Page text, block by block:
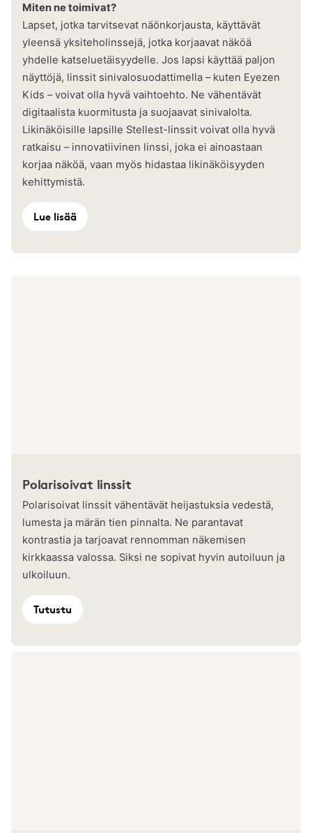
Miten ne toimivat?
Lapset, jotka tarvitsevat näönkorjausta, käyttävät
yleensä yksiteholinssejä, jotka korjaavat näköä
yhdelle katseluetäisyydelle. Jos lapsi käyttää paljon
näyttöjä, linssit sinivalosuodattimella – kuten Eyezen
Kids – voivat olla hyvä vaihtoehto. Ne vähentävät
digitaalista kuormitusta ja suojaavat sinivalolta.
Likinäköisille lapsille Stellest-linssit voivat olla hyvä
ratkaisu – innovatiivinen linssi, joka ei ainoastaan
korjaa näköä, vaan myös hidastaa likinäköisyyden
kehittymistä.
Lue lisää
Polarisoivat linssit
Polarisoivat linssit vähentävät heijastuksia vedestä,
lumesta ja märän tien pinnalta. Ne parantavat
kontrastia ja tarjoavat rennomman näkemisen
kirkkaassa valossa. Siksi ne sopivat hyvin autoiluun ja
ulkoiluun.
Tutustu